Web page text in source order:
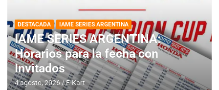
DESTACADA IAME SERIES ARGENTINA
IAME SERIES ARGENTINA:
Horarios para la fecha con
Invitados
4 agosto, 2026 E-Kart